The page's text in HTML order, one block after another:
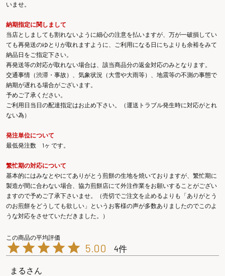
いませ。
納期指定に関しまして
当店としましても割れないように細心の注意を払いますが、万が一破損してい
ても再発送のゆとりが取れますように、ご利用になる日にちよりも余裕をみて
納品日をご指定下さい。
再発送等の対応が取れない場合は、該当商品分の返金対応のみとなります。
交通事情（渋滞・事故）、気象状況（大雪や大雨等）、地震等の不測の事態で
納期が遅れる場合がございます。
予めご了承ください。
ご利用日当日の配達指定はお止め下さい。（運送トラブル発生時に対応がとれ
ない為）
発注単位について
最低発注数 1ヶ です。
繁忙期の対応について
基本的にはみなとやにてありがとう煎餅の生地を焼いておりますが、繁忙期に
製造が間に合わない場合、協力煎餅店にて外注作業をお願いすることがござい
ますので予めご了承下さいませ。（売切でご注文を止めるよりも「ありがとう
のお煎餅をどうしても欲しい」というお客様の声が多数ありましたのでこのよ
うな対応をさせていただきました。）
5.00 4
まる